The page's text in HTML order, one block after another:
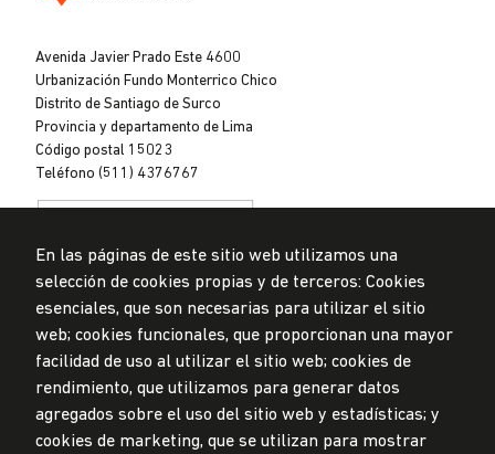
de
Lima
Avenida Javier Prado Este 4600
Urbanización Fundo Monterrico Chico
Distrito de Santiago de Surco
Provincia y departamento de Lima
Código postal 15023
Teléfono (511) 4376767
Privacidad de datos personales
Mesa de partes
© Universidad de Lima, 2024
Todos los derechos reservados
Diseñado porPartners
En las páginas de este sitio web utilizamos una
selección de cookies propias y de terceros: Cookies
esenciales, que son necesarias para utilizar el sitio
web; cookies funcionales, que proporcionan una mayor
facilidad de uso al utilizar el sitio web; cookies de
rendimiento, que utilizamos para generar datos
agregados sobre el uso del sitio web y estadísticas; y
cookies de marketing, que se utilizan para mostrar